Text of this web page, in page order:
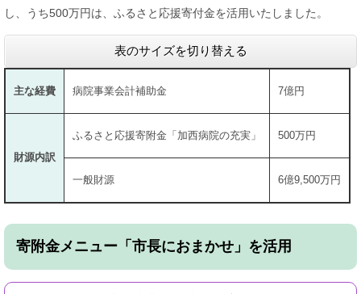
し、うち500万円は、ふるさと応援寄付金を活用いたしました。
表のサイズを切り替える
主な経費 病院事業会計補助金 7億円
財源内訳
ふるさと応援寄附金「加西病院の充実」 500万円
一般財源 6億9,500万円
寄附金メニュー「市長におまかせ」を活用